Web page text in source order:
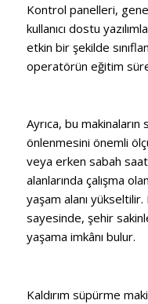
Kontrol panelleri,
kullanıcı dostu
etkin bir şekilde
operatörün eğitim
Ayrıca, bu
önlenmesini önemli
veya erken sabah
alanlarında çalışma
yaşam alanı
sayesinde, şehir
yaşama imkânı bulur.
Kaldırım süpürme